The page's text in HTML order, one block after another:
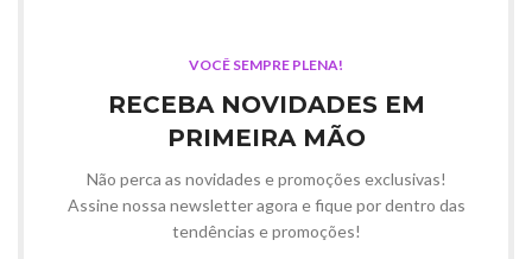
VOCÊ SEMPRE PLENA!
RECEBA NOVIDADES EM
PRIMEIRA MÃO
Não perca as novidades e promoções exclusivas!
Assine nossa newsletter agora e fique por dentro das
tendências e promoções!